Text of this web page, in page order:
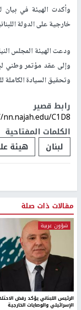
وأكدت الهيئة في
خارجية على الدولة
ودعت الهيئة المجلس
وإلى عقد مؤتمر وطني
وتحقيق السيادة الكاملة
رابط قصير
C1D8/
الكلمات المفتاحية
لبنان
هيئة
مقالات ذات صلة
شؤون عربية
الرئيس اللبناني يؤكد رفض
الإسرائيلي والوصايات الخارجية